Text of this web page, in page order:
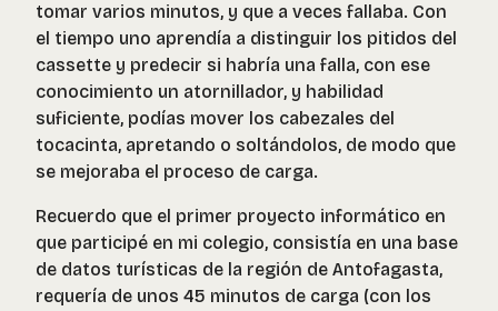
tomar varios minutos, y que a veces fallaba. Con
el tiempo uno aprendía a distinguir los pitidos del
cassette y predecir si habría una falla, con ese
conocimiento un atornillador, y habilidad
suficiente, podías mover los cabezales del
tocacinta, apretando o soltándolos, de modo que
se mejoraba el proceso de carga.
Recuerdo que el primer proyecto informático en
que participé en mi colegio, consistía en una base
de datos turísticas de la región de Antofagasta,
requería de unos 45 minutos de carga (con los